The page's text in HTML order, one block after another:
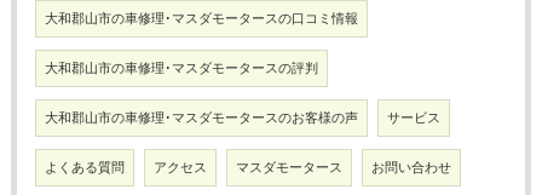
大和郡山市の車修理･マスダモータースの口コミ情報
大和郡山市の車修理･マスダモータースの評判
大和郡山市の車修理･マスダモータースのお客様の声 サービス
よくある質問 アクセス マスダモータース お問い合わせ